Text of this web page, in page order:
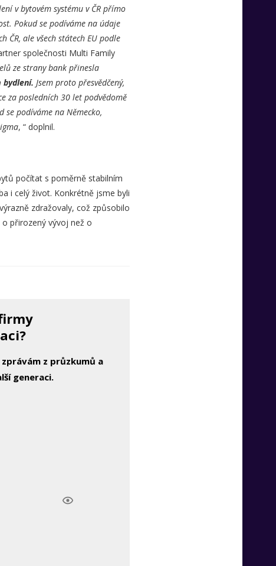
v bytovém systému v ČR přímo
Pokud se podíváme na údaje
ČR, ale všech státech EU podle
společnosti Multi Family
ze strany bank přinesla
bydlení. Jsem proto přesvědčený,
za posledních 30 let podvědomě
se podíváme na Německo,
, “ doplnil.
počítat s poměrně stabilním
i celý život. Konkrétně jsme byli
zdražovaly, což způsobilo
přirozený vývoj než o
z průzkumů a
generaci.